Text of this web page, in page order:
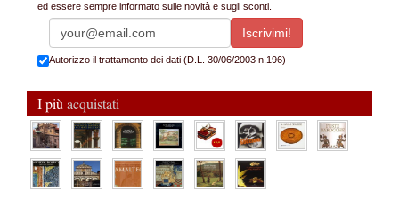
ed essere sempre informato sulle novità e sugli sconti.
Autorizzo il trattamento dei dati (D.L. 30/06/2003 n.196)
I più acquistati